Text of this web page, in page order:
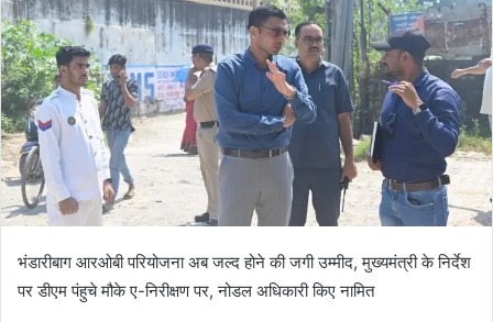
e
a
i
l
भंडारीबाग आरओबी परियोजना अब जल्द होने की जगी उम्मीद, मुख्यमंत्री के निर्देश
पर डीएम पंहुचे मौके ए-निरीक्षण पर, नोडल अधिकारी किए नामित